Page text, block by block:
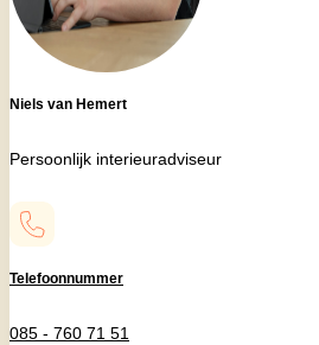
Niels van Hemert
Persoonlijk interieuradviseur
Telefoonnummer
085 - 760 71 51